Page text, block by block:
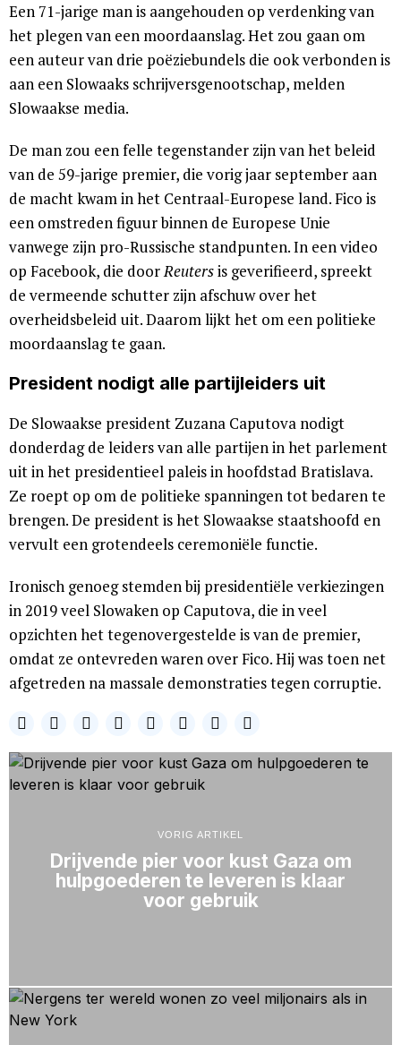
Een 71-jarige man is aangehouden op verdenking van
het plegen van een moordaanslag. Het zou gaan om
een auteur van drie poëziebundels die ook verbonden is
aan een Slowaaks schrijversgenootschap, melden
Slowaakse media.
De man zou een felle tegenstander zijn van het beleid
van de 59-jarige premier, die vorig jaar september aan
de macht kwam in het Centraal-Europese land. Fico is
een omstreden figuur binnen de Europese Unie
vanwege zijn pro-Russische standpunten. In een video
op Facebook, die doorReutersis geverifieerd, spreekt
de vermeende schutter zijn afschuw over het
overheidsbeleid uit. Daarom lijkt het om een politieke
moordaanslag te gaan.
President nodigt alle partijleiders uit
De Slowaakse president Zuzana Caputova nodigt
donderdag de leiders van alle partijen in het parlement
uit in het presidentieel paleis in hoofdstad Bratislava.
Ze roept op om de politieke spanningen tot bedaren te
brengen. De president is het Slowaakse staatshoofd en
vervult een grotendeels ceremoniële functie.
Ironisch genoeg stemden bij presidentiële verkiezingen
in 2019 veel Slowaken op Caputova, die in veel
opzichten het tegenovergestelde is van de premier,
omdat ze ontevreden waren over Fico. Hij was toen net
afgetreden na massale demonstraties tegen corruptie.
VORIG ARTIKEL
Drijvende pier voor kust Gaza om
hulpgoederen te leveren is klaar
voor gebruik